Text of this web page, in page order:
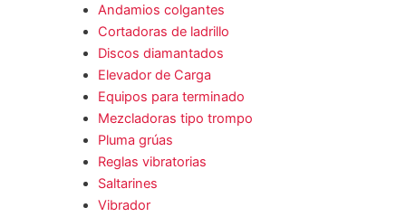
Andamios colgantes
Cortadoras de ladrillo
Discos diamantados
Elevador de Carga
Equipos para terminado
Mezcladoras tipo trompo
Pluma grúas
Reglas vibratorias
Saltarines
Vibrador